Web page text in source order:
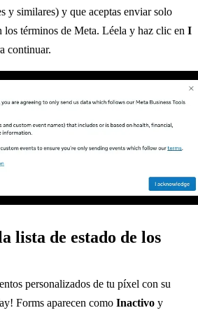
y similares) y que aceptas enviar solo
los términos de Meta. Léela y haz clic en I
continuar.
lista de estado de los
personalizados de tu píxel con su
Forms aparecen como Inactivo y